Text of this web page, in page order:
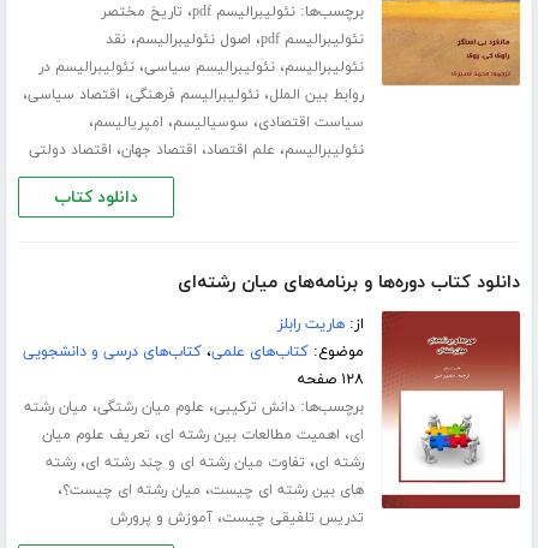
برچسب‌ها:نئولیبرالیسم pdf ، تاریخ مختصر
نئولیبرالیسم pdf
، اصول نئولیبرالیسم،نقد
نئولیبرالیسم،نئولیبرالیسم سیاسی،نئولیبرالیسم در
روابط بین الملل،نئولیبرالیسم فرهنگی، اقتصاد سیاسی،
سیاست اقتصادی، سوسیالیسم، امپریالیسم،
نئولیبرالیسم، علم اقتصاد، اقتصاد جهان، اقتصاد دولتی
دانلود کتاب
دانلود کتاب دوره‌ها و برنامه‌های میان رشته‌ای
از:هاریت رابلز
موضوع:کتاب‌های علمی،کتاب‌های درسی و دانشجویی
۱۲۸ صفحه
برچسب‌ها:دانش ترکیبی، علوم میان رشتگی، میان رشته
ای، اهمیت مطالعات بین رشته ای، تعریف علوم میان
رشته ای، تفاوت میان رشته ای و چند رشته ای،رشته
های بین رشته ای چیست، میان رشته ای چیست؟،
تدریس تلفیقی چیست،آموزش و پرورش